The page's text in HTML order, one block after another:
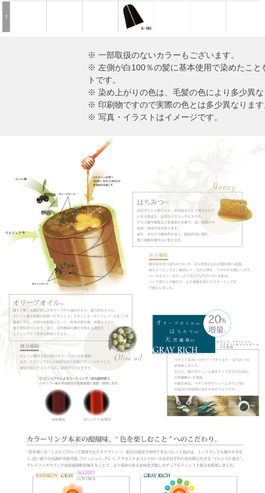
※ 一部取扱のないカラーもございます。
※ 左側が白100％の髪に基本使用で染めたこと
トです。
※ 染め上がりの色は、毛髪の色により多少異
※ 印刷物ですので実際の色とは多少異なりま
※ 写真・イラストはイメージです。